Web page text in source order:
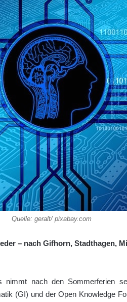
Quelle: geralt/ pixabay.com
– nach Gifhorn, Stadthagen,
nimmt nach den Sommerferien
(GI) und der Open Knowledge